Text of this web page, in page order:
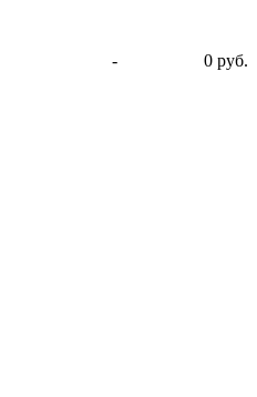
-
0 руб.